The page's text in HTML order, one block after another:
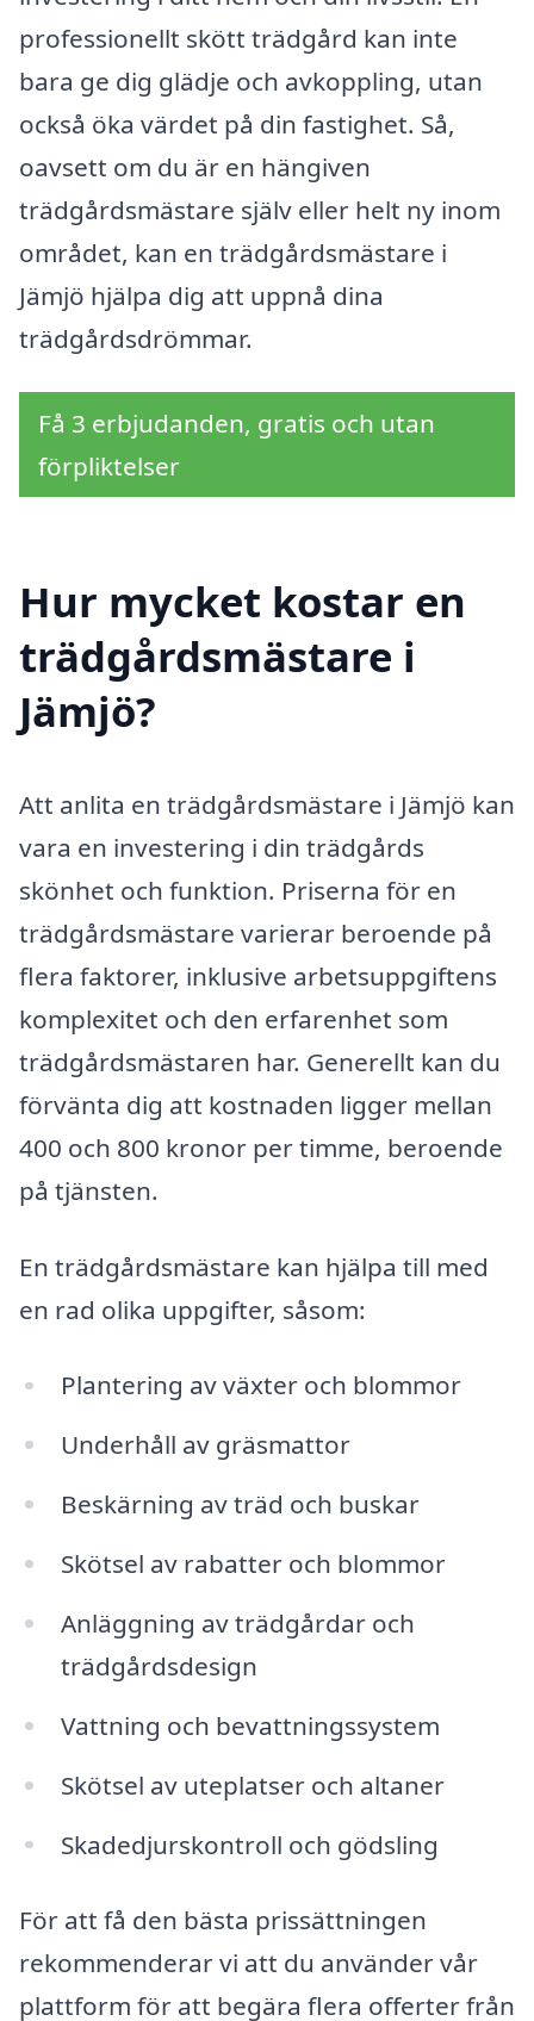
professionellt skött trädgård kan inte
bara ge dig glädje och avkoppling, utan
också öka värdet på din fastighet. Så,
oavsett om du är en hängiven
trädgårdsmästare själv eller helt ny inom
området, kan en trädgårdsmästare i
Jämjö hjälpa dig att uppnå dina
trädgårdsdrömmar.
Få 3 erbjudanden, gratis och utan
förpliktelser
Hur mycket kostar en
trädgårdsmästare i
Jämjö?
Att anlita en trädgårdsmästare i Jämjö kan
vara en investering i din trädgårds
skönhet och funktion. Priserna för en
trädgårdsmästare varierar beroende på
flera faktorer, inklusive arbetsuppgiftens
komplexitet och den erfarenhet som
trädgårdsmästaren har. Generellt kan du
förvänta dig att kostnaden ligger mellan
400 och 800 kronor per timme, beroende
på tjänsten.
En trädgårdsmästare kan hjälpa till med
en rad olika uppgifter, såsom:
Plantering av växter och blommor
Underhåll av gräsmattor
Beskärning av träd och buskar
Skötsel av rabatter och blommor
Anläggning av trädgårdar och
trädgårdsdesign
Vattning och bevattningssystem
Skötsel av uteplatser och altaner
Skadedjurskontroll och gödsling
För att få den bästa prissättningen
rekommenderar vi att du använder vår
plattform för att begära flera offerter från